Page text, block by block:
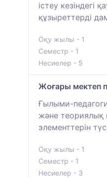
істеу кезіндегі
құзыреттерді
Оқу жылы - 1
Семестр - 1
Несиелер - 5
Жоғары мектеп
Ғылыми-
және теориялық
элементтерін
Оқу жылы - 1
Семестр - 1
Несиелер - 3